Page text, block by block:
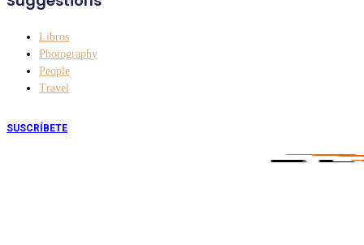
Libros
Photography
People
Travel
SUSCRÍBETE